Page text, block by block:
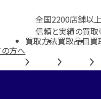
全国2200店舗以上
信頼と実績の買取
方へ
買取方法買取品目買